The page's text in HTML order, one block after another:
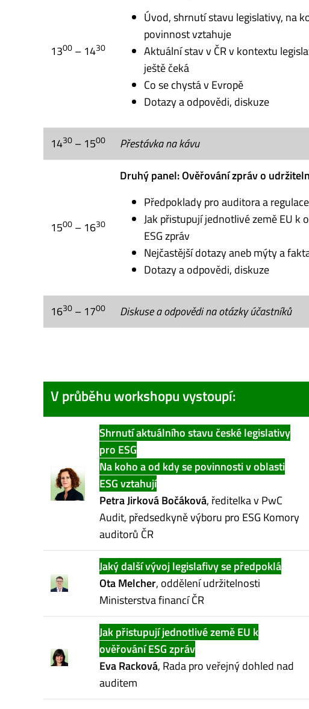
1300 – 1430
Úvod, shrnutí stavu legislativy, na
povinnost vztahuje
Aktuální stav v ČR v kontextu
ještě čeká
Co se chystá v Evropě
Dotazy a odpovědi, diskuze
1430 – 1500 Přestávka na kávu
1500 – 1630
Druhý panel: Ověřování zpráv o
Předpoklady pro auditora a
Jak přistupují jednotlivé země EU k
ESG zpráv
Nejčastější dotazy aneb mýty a
Dotazy a odpovědi, diskuze
1630 – 1700 Diskuse a odpovědi na otázky účastníků
V průběhu workshopu vystoupí:
Shrnutí aktuálního stavu české legislativy
pro ESG
Na koho a od kdy se povinnosti v oblasti
ESG vztahují
Petra Jirková Bočáková, ředitelka v PwC
Audit, předsedkyně výboru pro ESG Komory
auditorů ČR
Jaký další vývoj legislafivy se předpoklá
Ota Melcher, oddělení udržitelnosti
Ministerstva financí ČR
Jak přistupují jednotlivé země EU k
ověřování ESG zpráv
Eva Racková, Rada pro veřejný dohled nad
auditem